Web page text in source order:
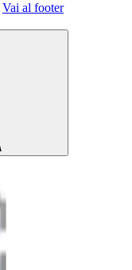
Vai al footer